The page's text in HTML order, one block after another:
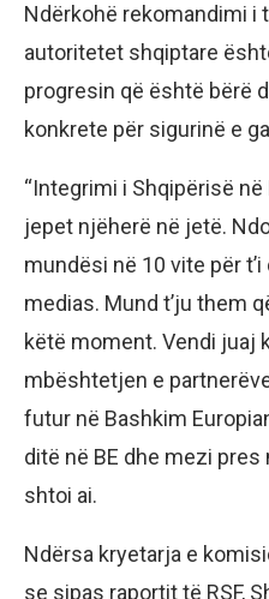
Ndërkohë rekomandimi i
autoritetet shqiptare
progresin që është bërë
konkrete për sigurinë e
“Integrimi i Shqipërisë
jepet njëherë në jetë.
mundësi në 10 vite për
medias. Mund t’ju them
këtë moment. Vendi juaj
mbështetjen e
futur në Bashkim
ditë në BE dhe mezi
shtoi ai.
Ndërsa kryetarja e
se sipas raportit të RSF,